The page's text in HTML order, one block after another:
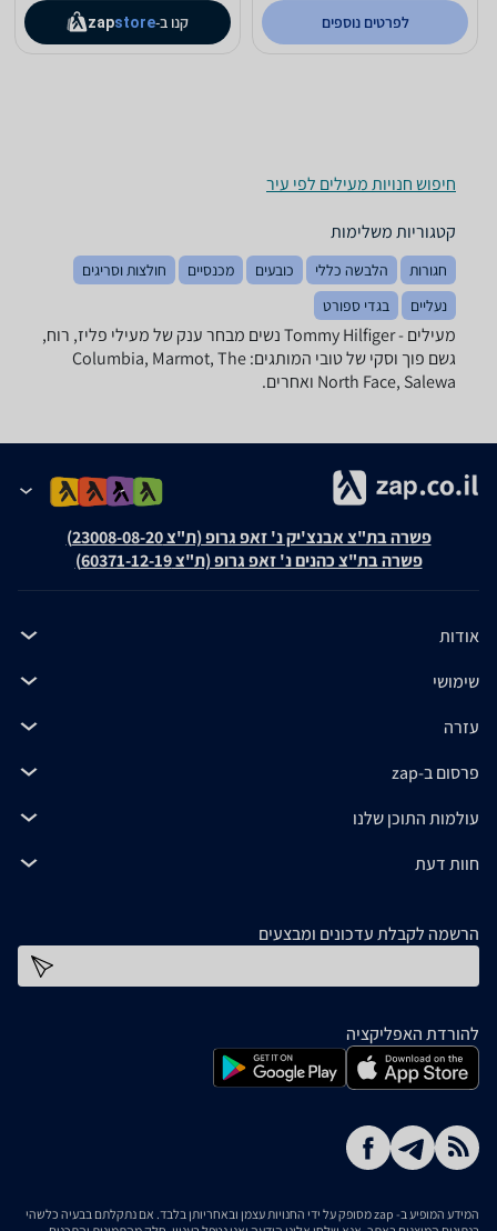
לפרטים נוספים קנו ב- zapstore
חיפוש חנויות מעילים לפי עיר
קטגוריות משלימות
חגורות הלבשה כללי כובעים מכנסיים
חולצות וסריגים
נעליים
בגדי ספורט
מעילים - ‏Tommy Hilfiger ‏נשים מבחר ענק של מעילי פליז, רוח,
גשם פוך וסקי של טובי המותגים: Columbia, Marmot, The
North Face, Salewa ואחרים.
פשרה בת"צ אבנצ'יק נ' זאפ גרופ (ת"צ 23008-08-20)
פשרה בת"צ כהנים נ' זאפ גרופ (ת"צ 60371-12-19)
אודות
שימושי
עזרה
פרסום ב-zap
עולמות התוכן שלנו
חוות דעת
הרשמה לקבלת עדכונים ומבצעים
להורדת האפליקציה
המידע המופיע ב- zap מסופק על ידי החנויות עצמן ובאחריותן בלבד. אם נתקלתם בבעיה כלשהי